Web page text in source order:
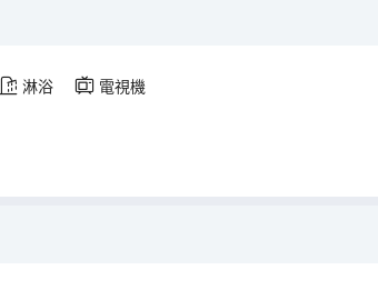
淋浴 電視機